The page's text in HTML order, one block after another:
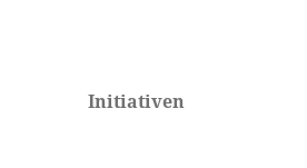
dortmund-
Eine weitere WordPress-
Initiativen